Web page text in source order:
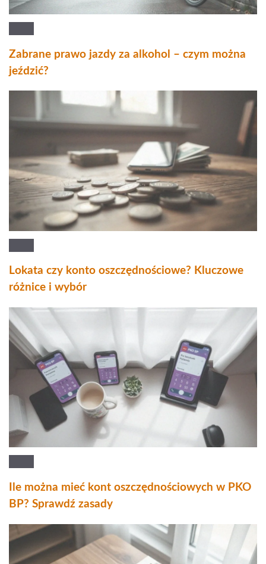
Zabrane prawo jazdy za alkohol – czym można
jeździć?
Lokata czy konto oszczędnościowe? Kluczowe
różnice i wybór
Ile można mieć kont oszczędnościowych w PKO
BP? Sprawdź zasady